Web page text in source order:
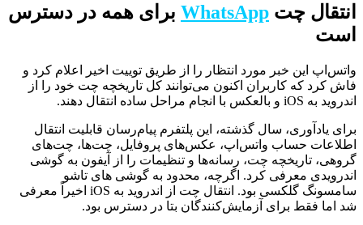
انتقال چت WhatsApp برای همه در دسترس
است
واتس‌اپ این خبر مورد انتظار را از طریق توییت اخیر اعلام کرد و
فاش کرد که کاربران اکنون می‌توانند کل تاریخچه چت خود را از
اندروید به iOS و بالعکس با انجام مراحل ساده انتقال دهند.
برای یادآوری، سال گذشته، این پلتفرم پیام‌رسان قابلیت انتقال
اطلاعات حساب واتس‌اپ، عکس‌های پروفایل، چت‌ها، چت‌های
گروهی، تاریخچه چت، رسانه‌ها و تنظیمات را از آیفون به گوشی
اندرویدی معرفی کرد. اگرچه، محدود به گوشی های تاشو
سامسونگ گلکسی بود. انتقال چت از اندروید به iOS اخیراً معرفی
شد اما فقط برای آزمایش‌کنندگان بتا در دسترس بود.